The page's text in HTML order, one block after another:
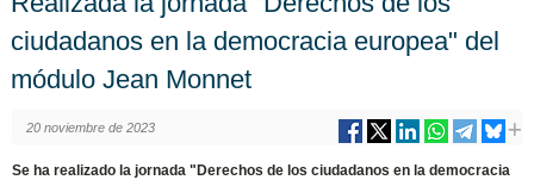
ciudadanos en la democracia europea" del
módulo Jean Monnet
20 noviembre de 2023
Se ha realizado la jornada "Derechos de los ciudadanos en la democracia